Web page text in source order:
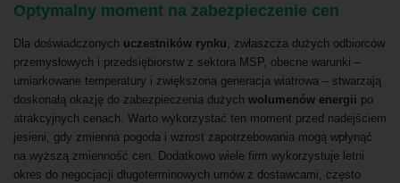
Optymalny moment na zabezpieczenie cen
Dla doświadczonych uczestników rynku, zwłaszcza dużych odbiorców
przemysłowych i przedsiębiorstw z sektora MSP, obecne warunki –
umiarkowane temperatury i zwiększona generacja wiatrowa – stwarzają
doskonałą okazję do zabezpieczenia dużych wolumenów energii po
atrakcyjnych cenach. Warto wykorzystać ten moment przed nadejściem
jesieni, gdy zmienna pogoda i wzrost zapotrzebowania mogą wpłynąć
na wyższą zmienność cen. Dodatkowo wiele firm wykorzystuje letni
okres do negocjacji długoterminowych umów z dostawcami, często